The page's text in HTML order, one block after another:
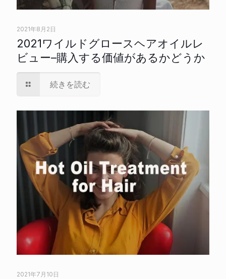
2021年8月2日
2021ワイルドグロースヘアオイルレ
ビュー–購入する価値があるかどうか
続きを読む
2021年7月10日